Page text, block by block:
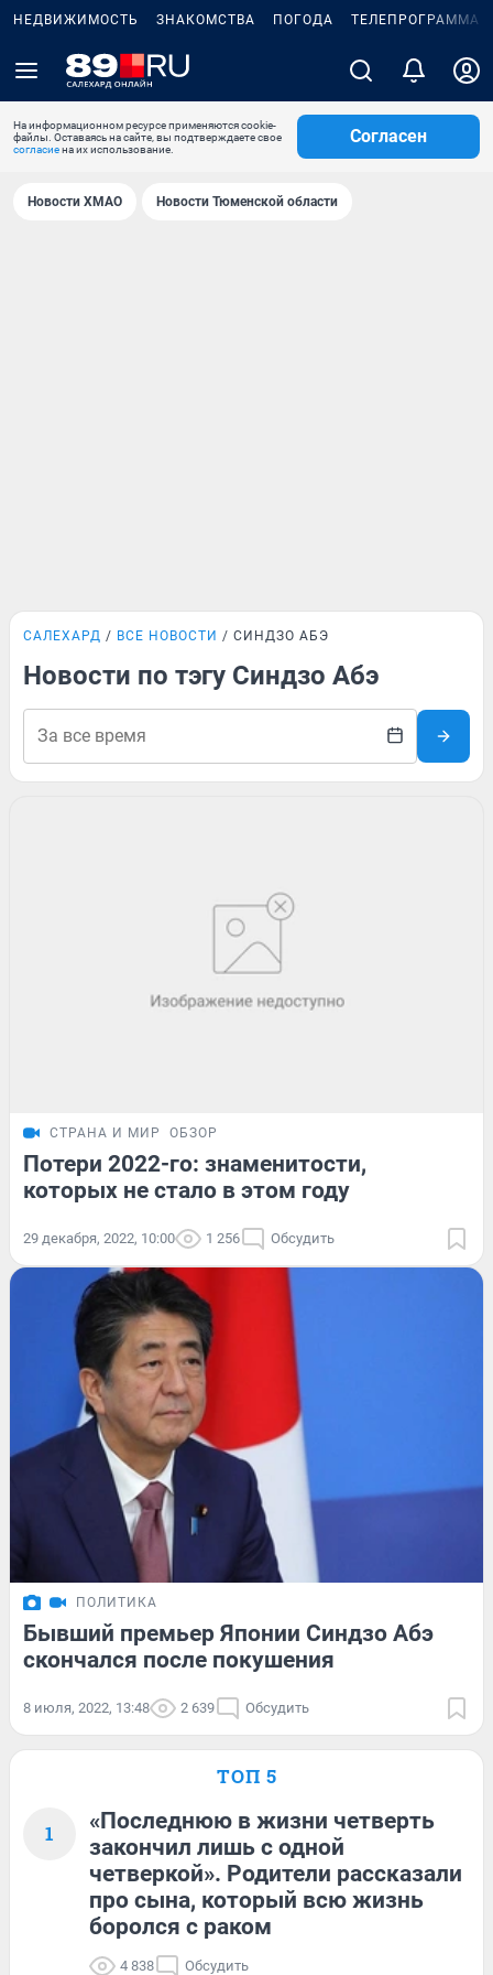
НЕДВИЖИМОСТЬ ЗНАКОМСТВА ПОГОДА ТЕЛЕПРОГРАММА
На информационном ресурсе применяются cookie-
файлы. Оставаясь на сайте, вы подтверждаете свое
согласиена их использование.
Согласен
Новости ХМАО Новости Тюменской области
САЛЕХАРД ВСЕ НОВОСТИ СИНДЗО АБЭ
Новости по тэгу Синдзо Абэ
СТРАНА И МИР ОБЗОР
Потери 2022-го: знаменитости,
которых не стало в этом году
29 декабря, 2022, 10:00 1 256 Обсудить
ПОЛИТИКА
Бывший премьер Японии Синдзо Абэ
скончался после покушения
8 июля, 2022, 13:48 2 639 Обсудить
ТОП 5
1
«Последнюю в жизни четверть
закончил лишь с одной
четверкой». Родители рассказали
про сына, который всю жизнь
боролся с раком
4 838 Обсудить